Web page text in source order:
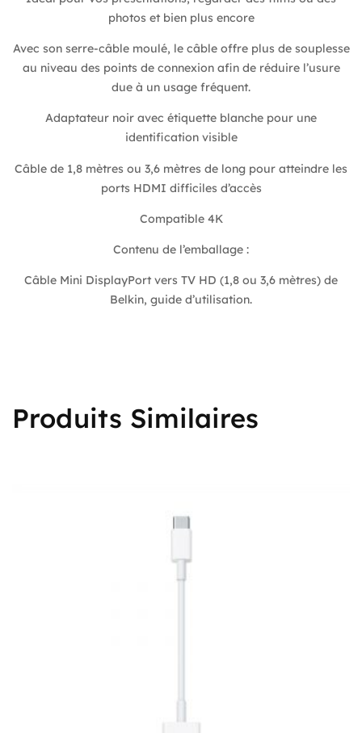
photos et bien plus encore
Avec son serre-câble moulé, le câble offre plus de souplesse
au niveau des points de connexion afin de réduire l’usure
due à un usage fréquent.
Adaptateur noir avec étiquette blanche pour une
identification visible
Câble de 1,8 mètres ou 3,6 mètres de long pour atteindre les
ports HDMI difficiles d’accès
Compatible 4K
Contenu de l’emballage :
Câble Mini DisplayPort vers TV HD (1,8 ou 3,6 mètres) de
Belkin, guide d’utilisation.
Produits Similaires